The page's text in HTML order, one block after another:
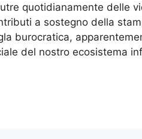
quotidianamente delle
a sostegno della
burocratica,
del nostro ecosistema